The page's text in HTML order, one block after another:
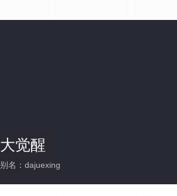
大觉醒
别名：dajuexing